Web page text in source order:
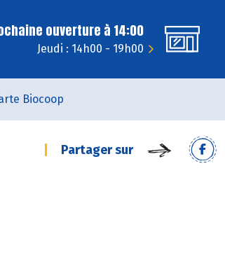
ouverture à 14:00
Jeudi : 14h00 - 19h00
Biocoop
Partager sur